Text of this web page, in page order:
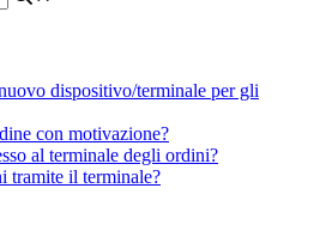
dispositivo/terminale per gli
con motivazione?
al terminale degli ordini?
tramite il terminale?